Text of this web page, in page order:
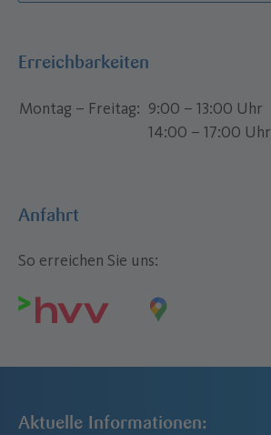
Erreichbarkeiten
Montag – Freitag
9:00 – 13:00 Uhr
14:00 – 17:00 Uhr
Anfahrt
So erreichen Sie uns:
Aktuelle Informationen: